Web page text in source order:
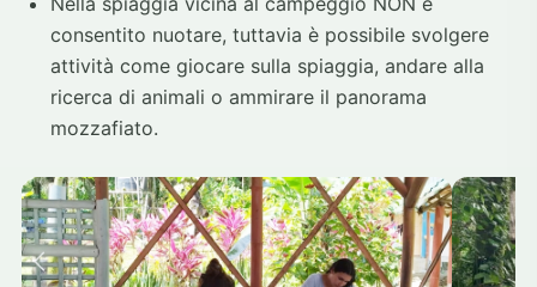
consentito nuotare, tuttavia è possibile svolgere
attività come giocare sulla spiaggia, andare alla
ricerca di animali o ammirare il panorama
mozzafiato.